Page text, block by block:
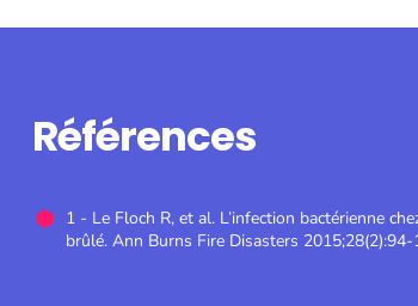
Références
1 - Le Floch R, et al. L’infection bactérienne
brûlé. Ann Burns Fire Disasters 2015;28(2):94-